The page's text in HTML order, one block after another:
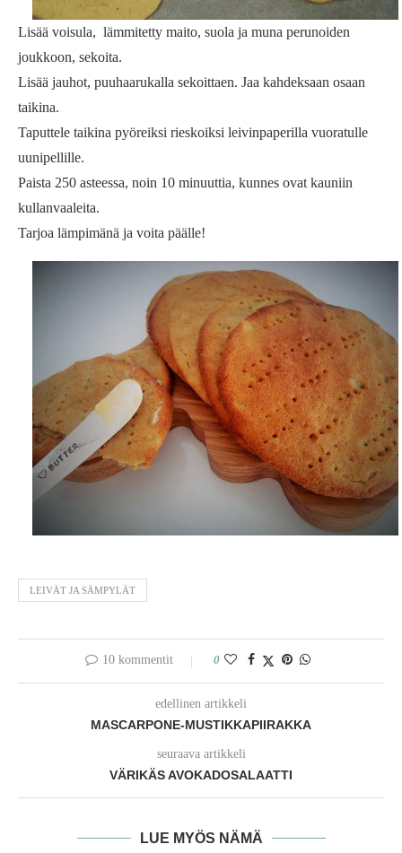
Lisää voisula, lämmitetty maito, suola ja muna perunoiden
joukkoon, sekoita.
Lisää jauhot, puuhaarukalla sekoittaen. Jaa kahdeksaan osaan
taikina.
Taputtele taikina pyöreiksi rieskoiksi leivinpaperilla vuoratulle
uunipellille.
Paista 250 asteessa, noin 10 minuuttia, kunnes ovat kauniin
kullanvaaleita.
Tarjoa lämpimänä ja voita päälle!
LEIVÄT JA SÄMPYLÄT
10 kommentit 0
edellinen artikkeli
MASCARPONE-MUSTIKKAPIIRAKKA
seuraava artikkeli
VÄRIKÄS AVOKADOSALAATTI
LUE MYÖS NÄMÄ